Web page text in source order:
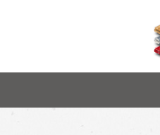
content